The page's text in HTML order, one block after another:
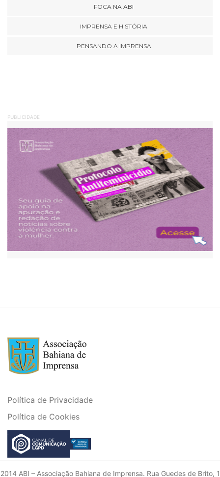
FOCA NA ABI
IMPRENSA E HISTÓRIA
PENSANDO A IMPRENSA
PUBLICIDADE
Política de Privacidade
Política de Cookies
2014 ABI – Associação Bahiana de Imprensa. Rua Guedes de Brito, 1